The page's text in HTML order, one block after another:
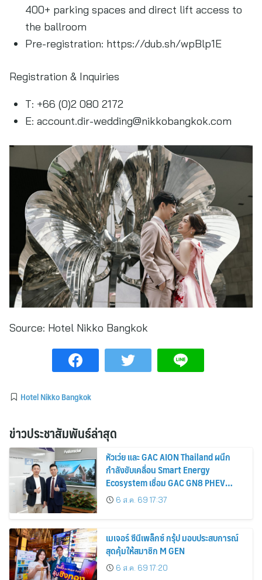
400+ parking spaces and direct lift access to
the ballroom
Pre-registration: https://dub.sh/wpBlp1E
Registration & Inquiries
T: +66 (0)2 080 2172
E: account.dir-wedding@nikkobangkok.com
Source: Hotel Nikko Bangkok
Hotel Nikko Bangkok
ข่าวประชาสัมพันธ์ล่าสุด
หัวเว่ย และ GAC AION Thailand ผนึก
กำลังขับเคลื่อน Smart Energy
Ecosystem เชื่อม GAC GN8 PHEV
รถยนต์ MPV ระดับพรีเมียม เข้ากับ
พลังงานแสงอาทิตย์ภายในบ้าน
6 ส.ค. 69 17:37
เมเจอร์ ซีนีเพล็กซ์ กรุ้ป มอบประสบการณ์
สุดคุ้มให้สมาชิก M GEN
6 ส.ค. 69 17:20